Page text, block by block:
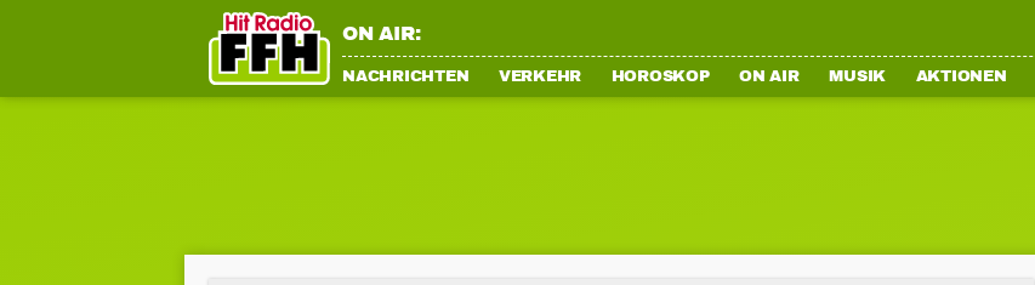
ON AIR:
NACHRICHTEN VERKEHR HOROSKOP ON AIR MUSIK AKTIONEN